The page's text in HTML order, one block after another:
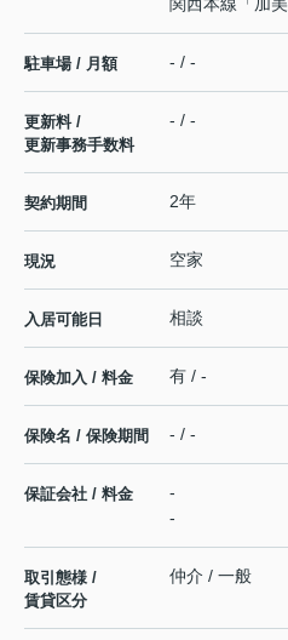
駐車場 / 月額 - / -
更新料 /
更新事務手数料
- / -
契約期間 2年
現況 空家
入居可能日 相談
保険加入 / 料金 有 / -
保険名 / 保険期間 - / -
保証会社 / 料金
-
-
取引態様 /
賃貸区分
仲介 / 一般